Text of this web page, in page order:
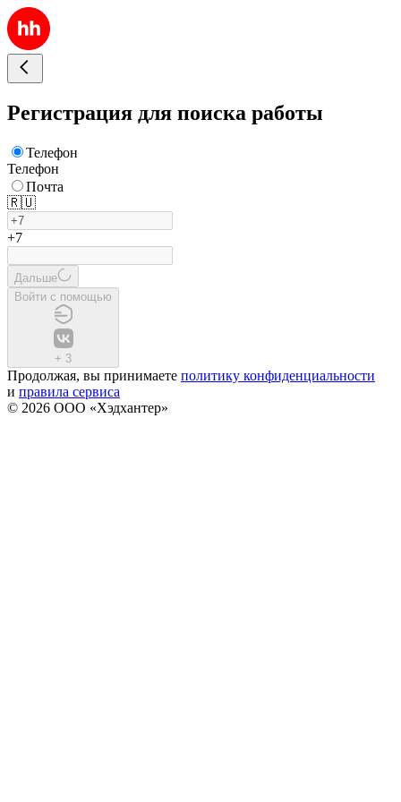
Регистрация для поиска работы
Телефон
Телефон
Почта
🇷🇺
+7
Дальше
Войти с помощью
+ 3
Продолжая, вы принимаете политику конфиденциальности
и правила сервиса
© 2026 ООО «Хэдхантер»